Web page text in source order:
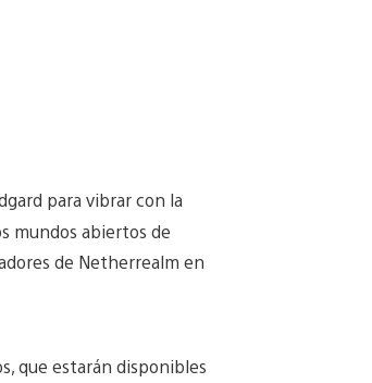
para vibrar con la
mundos abiertos de
de Netherrealm en
que estarán disponibles